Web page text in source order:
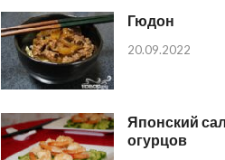
Гюдон
20.09.2022
Японский
огурцов